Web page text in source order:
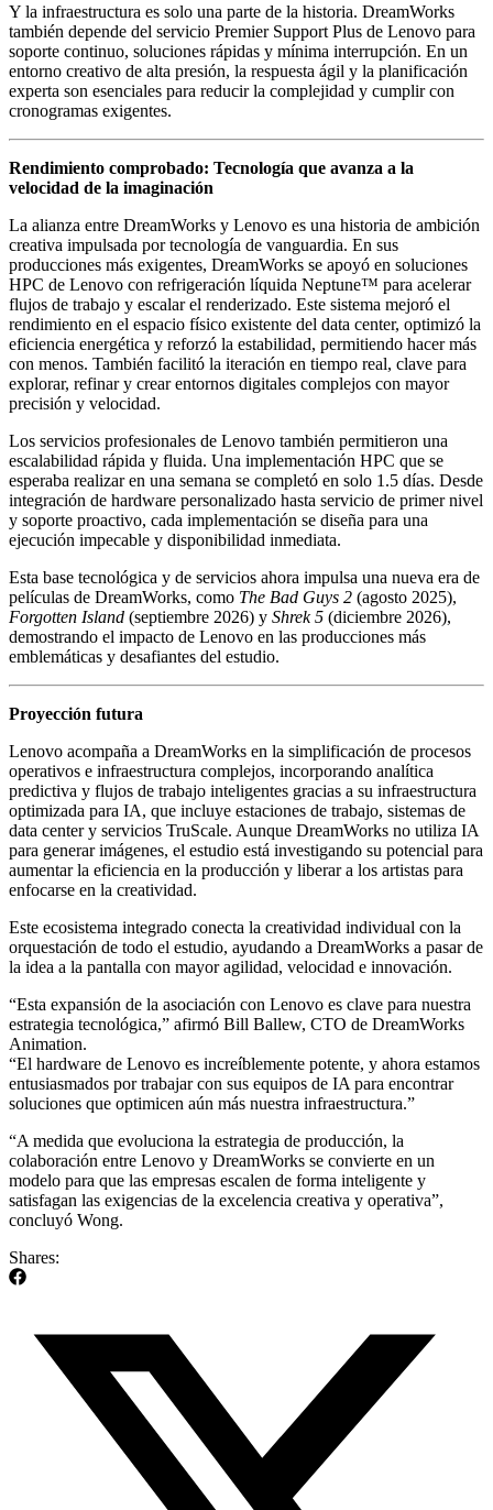
Y la infraestructura es solo una parte de la historia. DreamWorks
también depende del servicio Premier Support Plus de Lenovo para
soporte continuo, soluciones rápidas y mínima interrupción. En un
entorno creativo de alta presión, la respuesta ágil y la planificación
experta son esenciales para reducir la complejidad y cumplir con
cronogramas exigentes.
Rendimiento comprobado: Tecnología que avanza a la
velocidad de la imaginación
La alianza entre DreamWorks y Lenovo es una historia de ambición
creativa impulsada por tecnología de vanguardia. En sus
producciones más exigentes, DreamWorks se apoyó en soluciones
HPC de Lenovo con refrigeración líquida Neptune™ para acelerar
flujos de trabajo y escalar el renderizado. Este sistema mejoró el
rendimiento en el espacio físico existente del data center, optimizó la
eficiencia energética y reforzó la estabilidad, permitiendo hacer más
con menos. También facilitó la iteración en tiempo real, clave para
explorar, refinar y crear entornos digitales complejos con mayor
precisión y velocidad.
Los servicios profesionales de Lenovo también permitieron una
escalabilidad rápida y fluida. Una implementación HPC que se
esperaba realizar en una semana se completó en solo 1.5 días. Desde
integración de hardware personalizado hasta servicio de primer nivel
y soporte proactivo, cada implementación se diseña para una
ejecución impecable y disponibilidad inmediata.
Esta base tecnológica y de servicios ahora impulsa una nueva era de
películas de DreamWorks, como The Bad Guys 2 (agosto 2025),
Forgotten Island (septiembre 2026) y Shrek 5 (diciembre 2026),
demostrando el impacto de Lenovo en las producciones más
emblemáticas y desafiantes del estudio.
Proyección futura
Lenovo acompaña a DreamWorks en la simplificación de procesos
operativos e infraestructura complejos, incorporando analítica
predictiva y flujos de trabajo inteligentes gracias a su infraestructura
optimizada para IA, que incluye estaciones de trabajo, sistemas de
data center y servicios TruScale. Aunque DreamWorks no utiliza IA
para generar imágenes, el estudio está investigando su potencial para
aumentar la eficiencia en la producción y liberar a los artistas para
enfocarse en la creatividad.
Este ecosistema integrado conecta la creatividad individual con la
orquestación de todo el estudio, ayudando a DreamWorks a pasar de
la idea a la pantalla con mayor agilidad, velocidad e innovación.
“Esta expansión de la asociación con Lenovo es clave para nuestra
estrategia tecnológica,” afirmó Bill Ballew, CTO de DreamWorks
Animation.
“El hardware de Lenovo es increíblemente potente, y ahora estamos
entusiasmados por trabajar con sus equipos de IA para encontrar
soluciones que optimicen aún más nuestra infraestructura.”
“A medida que evoluciona la estrategia de producción, la
colaboración entre Lenovo y DreamWorks se convierte en un
modelo para que las empresas escalen de forma inteligente y
satisfagan las exigencias de la excelencia creativa y operativa”,
concluyó Wong.
Shares: